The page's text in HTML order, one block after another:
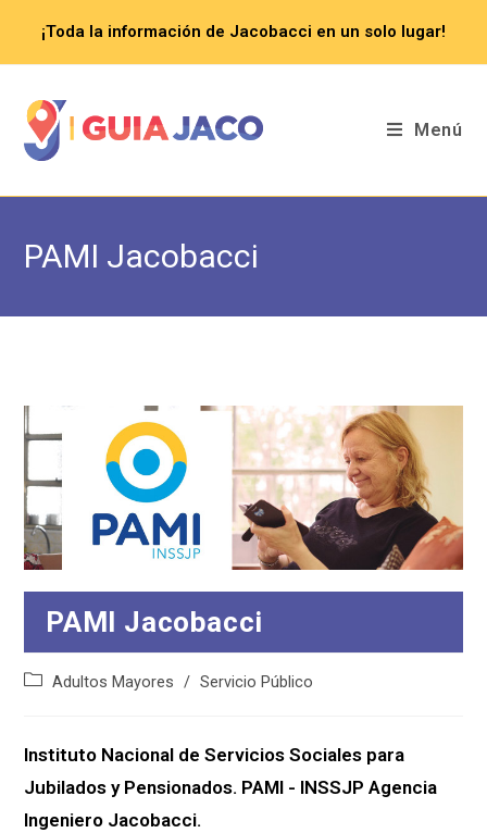
contenido
¡Toda la información de Jacobacci en un solo lugar!
Menú
PAMI Jacobacci
PAMI Jacobacci
Categoría
entrada:
Adultos Mayores / Servicio Público
Instituto Nacional de Servicios Sociales para
Jubilados y Pensionados. PAMI - INSSJP Agencia
Ingeniero Jacobacci.